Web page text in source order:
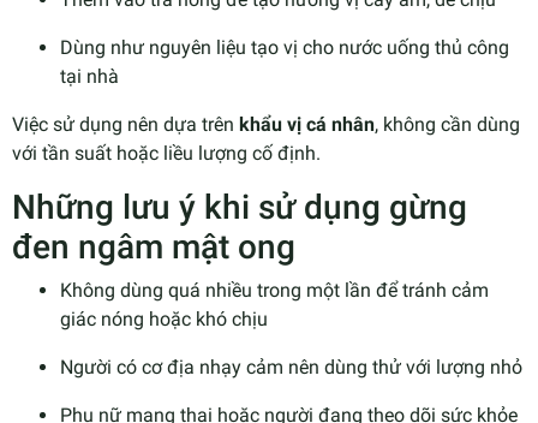
Dùng như nguyên liệu tạo vị cho nước uống thủ công
tại nhà
Việc sử dụng nên dựa trên khẩu vị cá nhân, không cần dùng
với tần suất hoặc liều lượng cố định.
Những lưu ý khi sử dụng gừng
đen ngâm mật ong
Không dùng quá nhiều trong một lần để tránh cảm
giác nóng hoặc khó chịu
Người có cơ địa nhạy cảm nên dùng thử với lượng nhỏ
Phụ nữ mang thai hoặc người đang theo dõi sức khỏe